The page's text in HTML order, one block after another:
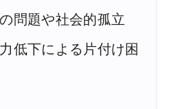
問題や社会的孤立
低下による片付け困